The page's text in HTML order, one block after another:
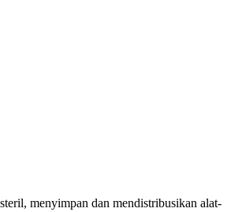
menyimpan dan mendistribusikan alat-